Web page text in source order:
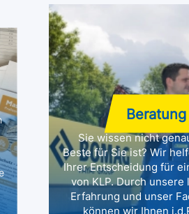
Beratung
Sie wissen nicht
Beste für Sie ist? Wir
Ihrer Entscheidung für
von KLP. Durch unsere
Erfahrung und unser
können wir Ihnen